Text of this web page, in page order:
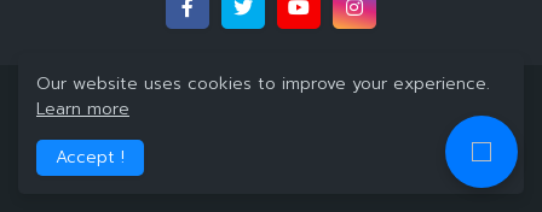
Copyright 2023 ©
Our website uses cookies to improve your experience.
Learn more
Accept !